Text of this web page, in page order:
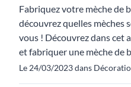
Fabriquez votre mèche de
découvrez quelles mèches
vous ! Découvrez dans cet
et fabriquer une mèche de
Le 24/03/2023 dans